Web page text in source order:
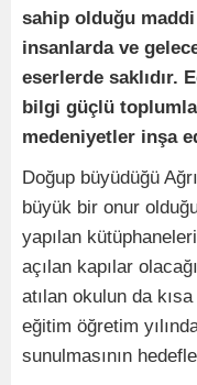
sahip olduğu
insanlarda ve
eserlerde saklıdır.
bilgi güçlü
medeniyetler inşa
Doğup büyüdüğü
büyük bir onur
yapılan
açılan kapılar
atılan okulun da
eğitim öğretim
sunulmasının